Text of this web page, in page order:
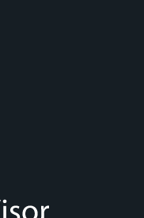
Linkedin
sur